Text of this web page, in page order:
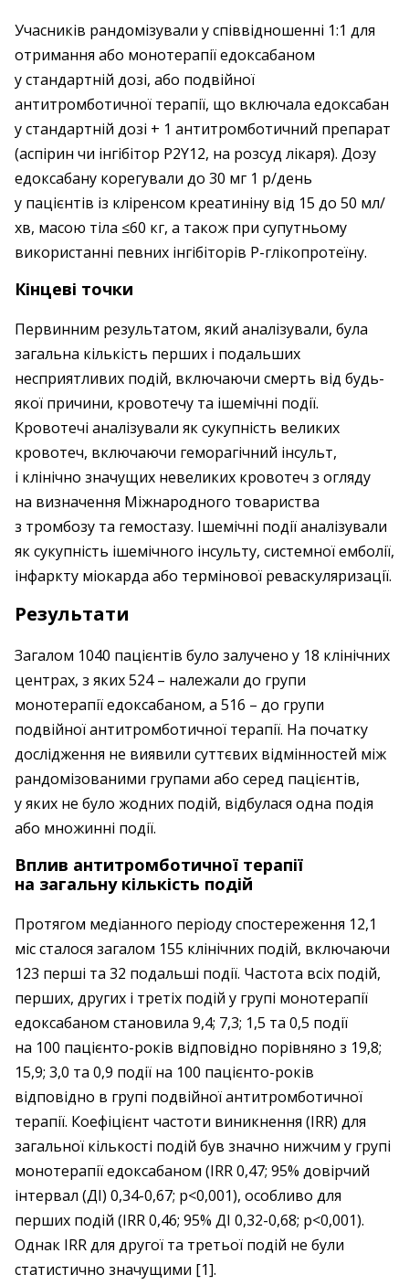
Учасників рандомізували у співвідношенні 1:1 для
отримання або монотерапії едоксабаном
у стандартній дозі, або подвійної
антитромботичної терапії, що включала едоксабан
у стандартній дозі + 1 антитромботичний препарат
(аспірин чи інгібітор P2Y12, на розсуд лікаря). Дозу
едоксабану корегували до 30 мг 1 р/день
у пацієнтів із кліренсом креатиніну від 15 до 50 мл/
хв, масою тіла ≤60 кг, а також при супутньому
використанні певних інгібіторів P-гліко­протеїну.
Кінцеві точки
Первинним результатом, який аналізували, була
загальна кількість перших і подальших
несприятливих подій, включаючи смерть від будь-
якої причини, кровотечу та ішемічні події.
Кровотечі аналізували як сукупність великих
кровотеч, включаючи геморагічний інсульт,
і клінічно значущих невеликих кровотеч з огляду
на визначення Міжнародного товариства
з тромбозу та гемостазу. Ішемічні події аналізували
як сукупність ішемічного інсульту, системної емболії,
інфаркту міокарда або термінової реваскуляризації.
Результати
Загалом 1040 пацієнтів було залучено у 18 клінічних
центрах, з яких 524 – належали до групи
монотерапії едоксабаном, а 516 – до групи
подвійної антитромботичної терапії. На початку
дослідження не виявили суттєвих відмінностей між
рандомізованими групами або серед пацієнтів,
у яких не було жодних подій, відбулася одна подія
або множинні події.
Вплив антитромботичної терапії
на загальну кількість подій
Протягом медіанного періоду спостереження 12,1
міс сталося загалом 155 клінічних подій, включаючи
123 перші та 32 подальші події. Частота всіх подій,
перших, других і третіх подій у групі монотерапії
едоксабаном становила 9,4; 7,3; 1,5 та 0,5 події
на 100 пацієнто-років відповідно порівняно з 19,8;
15,9; 3,0 та 0,9 події на 100 пацієнто-років
відповідно в групі подвійної антитромботичної
терапії. Коефіцієнт частоти виникнення (IRR) для
загальної кількості подій був значно нижчим у групі
монотерапії едоксабаном (IRR 0,47; 95% довірчий
інтервал (ДІ) 0,34-0,67; p<0,001), особливо для
перших подій (IRR 0,46; 95% ДІ 0,32-0,68; p<0,001).
Однак IRR для другої та третьої подій не були
статистично значущими [1].